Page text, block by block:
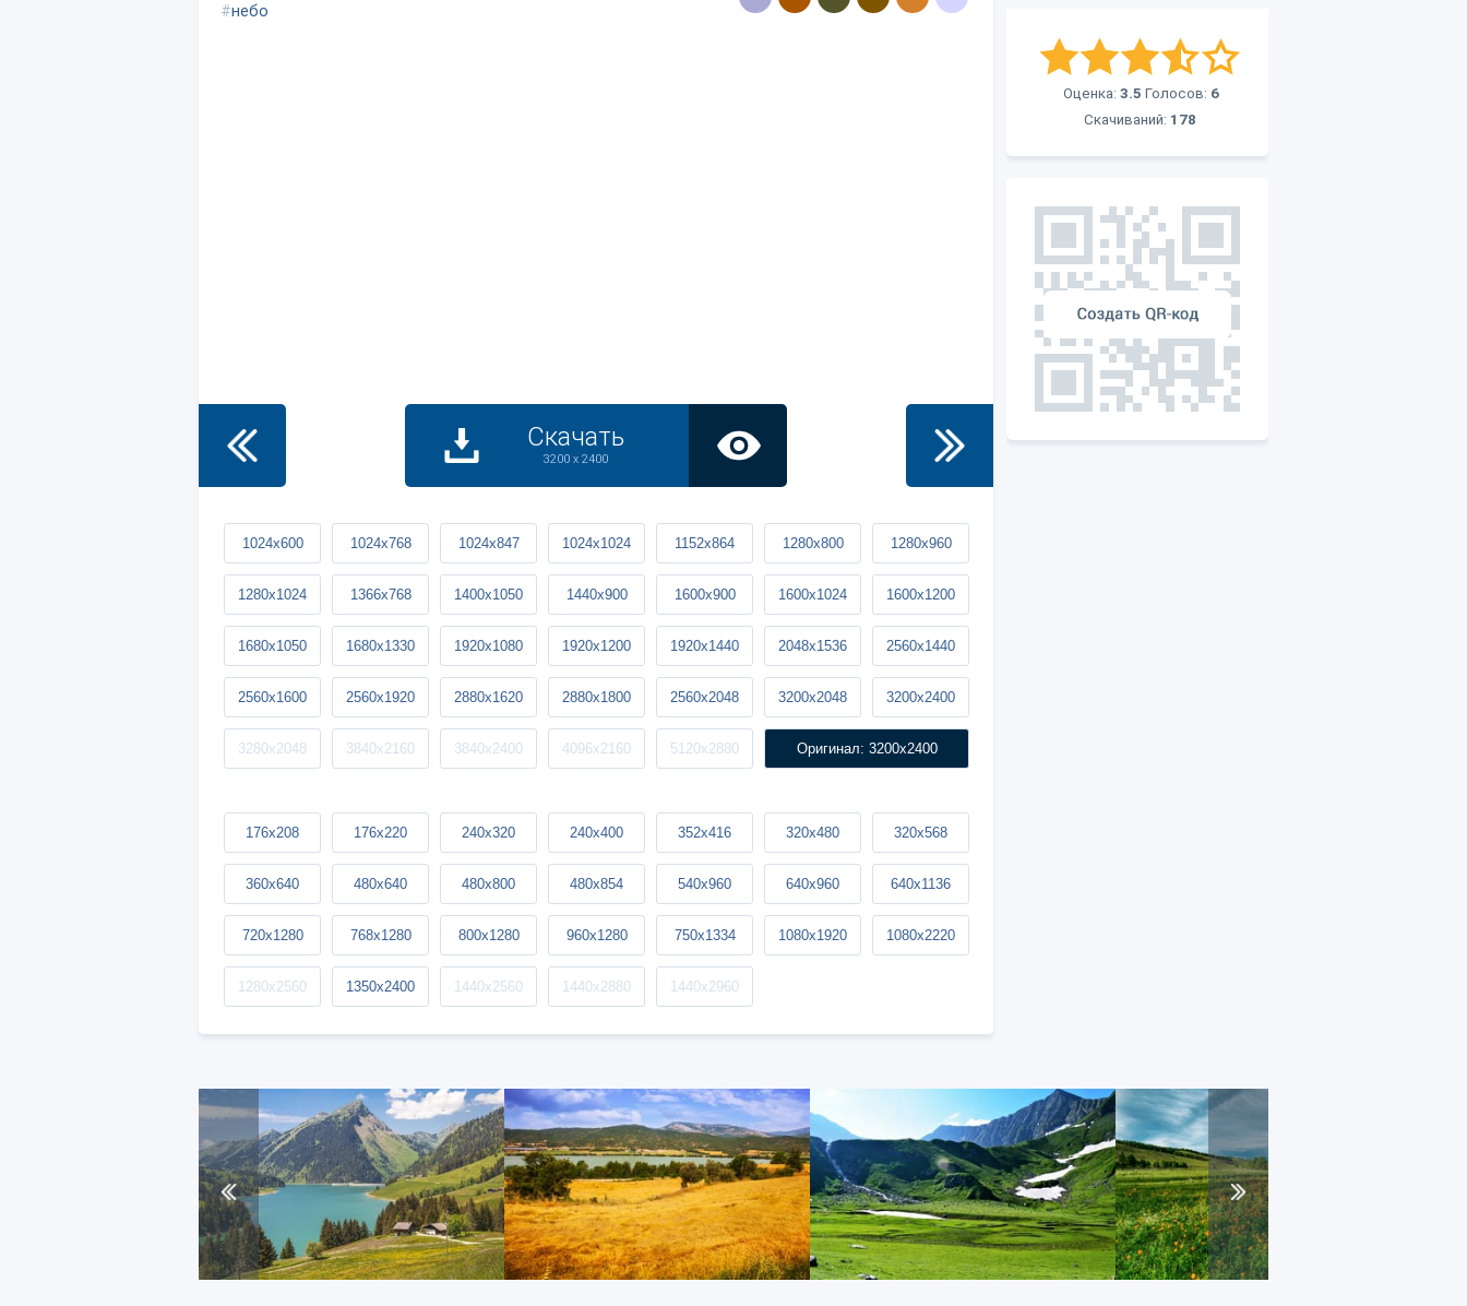
Оценка: 3.5 Голосов: 6
Скачиваний: 178
#небо
Скачать
3200 x 2400
1024x600 1024x768 1024x847 1024x1024 1152x864 1280x800 1280x960
1280x1024 1366x768 1400x1050 1440x900 1600x900 1600x1024 1600x1200
1680x1050 1680x1330 1920x1080 1920x1200 1920x1440 2048x1536 2560x1440
2560x1600 2560x1920 2880x1620 2880x1800 2560x2048 3200x2048 3200x2400
3280x2048 3840x2160 3840x2400 4096x2160 5120x2880 Оригинал: 3200x2400
176x208 176x220 240x320 240x400 352x416 320x480 320x568
360x640 480x640 480x800 480x854 540x960 640x960 640x1136
720x1280 768x1280 800x1280 960x1280 750x1334 1080x1920 1080x2220
1280x2560 1350x2400 1440x2560 1440x2880 1440x2960